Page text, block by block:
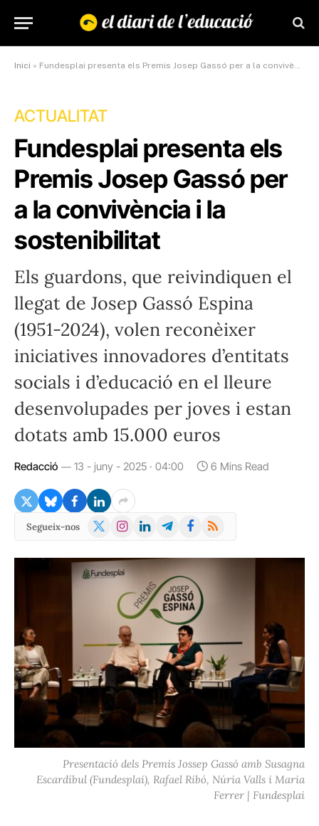
Inici » Fundesplai presenta els Premis Josep Gassó per a la convivència i la sostenibilitat
ACTUALITAT
Fundesplai presenta els
Premis Josep Gassó per
a la convivència i la
sostenibilitat
Els guardons, que reivindiquen el
llegat de Josep Gassó Espina
(1951-2024), volen reconèixer
iniciatives innovadores d’entitats
socials i d’educació en el lleure
desenvolupades per joves i estan
dotats amb 15.000 euros
Redacció 13 - juny - 2025 · 04:00 6 Mins Read
Segueix-nos
X
Instagram
LinkedInTelegramFacebook
RSS
Presentació dels Premis Jossep Gassó amb Susagna
Escardíbul (Fundesplai), Rafael Ribó, Núria Valls i Maria
Ferrer | Fundesplai